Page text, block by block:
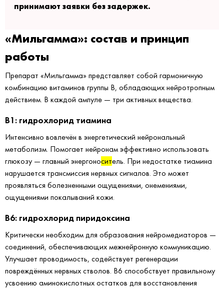
принимают заявки без задержек.
«Мильгамма»: состав и принцип
работы
Препарат «Мильгамма» представляет собой гармоничную
комбинацию витаминов группы В, обладающих нейротропным
действием. В каждой ампуле — три активных вещества.
B1: гидрохлорид тиамина
Интенсивно вовлечён в энергетический нейрональный
метаболизм. Помогает нейронам эффективно использовать
глюкозу — главный энергоноситель. При недостатке тиамина
нарушается трансмиссия нервных сигналов. Это может
проявляться болезненными ощущениями, онемениями,
ощущениями покалываний кожи.
B6: гидрохлорид пиридоксина
Критически необходим для образования нейромедиаторов —
соединений, обеспечивающих межнейронную коммуникацию.
Улучшает проводимость, содействует регенерации
повреждённых нервных стволов. B6 способствует правильному
усвоению аминокислотных остатков для восстановления